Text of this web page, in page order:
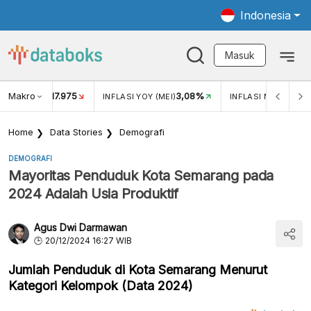
Indonesia
Masuk
Makro
USD/IDR 17.975 INFLASI YOY (MEI)3,08% INFLASI MOM (MEI)
Home Data Stories Demografi
DEMOGRAFI
Mayoritas Penduduk Kota Semarang pada
2024 Adalah Usia Produktif
Agus Dwi Darmawan
20/12/2024 16:27 WIB
Jumlah Penduduk di Kota Semarang Menurut
Kategori Kelompok (Data 2024)